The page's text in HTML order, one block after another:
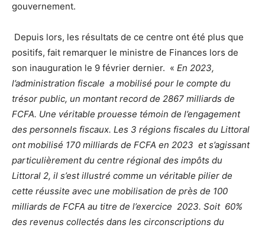
gouvernement.
Depuis lors, les résultats de ce centre ont été plus que
positifs, fait remarquer le ministre de Finances lors de
son inauguration le 9 février dernier. « En 2023,
l’administration fiscale a mobilisé pour le compte du
trésor public, un montant record de 2867 milliards de
FCFA. Une véritable prouesse témoin de l’engagement
des personnels fiscaux. Les 3 régions fiscales du Littoral
ont mobilisé 170 milliards de FCFA en 2023 et s’agissant
particulièrement du centre régional des impôts du
Littoral 2, il s’est illustré comme un véritable pilier de
cette réussite avec une mobilisation de près de 100
milliards de FCFA au titre de l’exercice 2023. Soit 60%
des revenus collectés dans les circonscriptions du